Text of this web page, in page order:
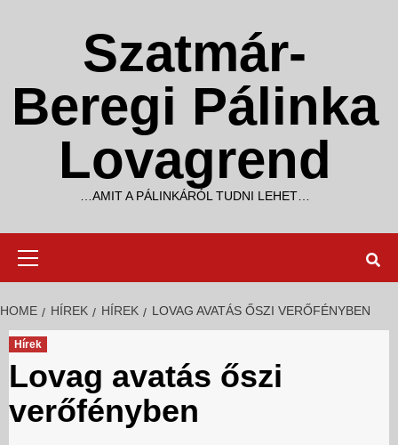
Szatmár-
Beregi Pálinka
Lovagrend
…AMIT A PÁLINKÁRÓL TUDNI LEHET…
HOME HÍREK HÍREK LOVAG AVATÁS ŐSZI VERŐFÉNYBEN
Hírek
Lovag avatás őszi
verőfényben